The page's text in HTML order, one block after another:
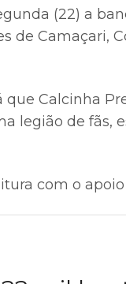
(22) a
de Camaçari,
que Calcinha
legião de fãs,
com o